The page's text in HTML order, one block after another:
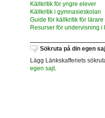
Källkritik för yngre elever
Källkritik i gymnasieskolan
Guide för källkritik för lärare
Resurser för undervisning i
Sökruta på din egen
Lägg Länkskafferiets
egen sajt.